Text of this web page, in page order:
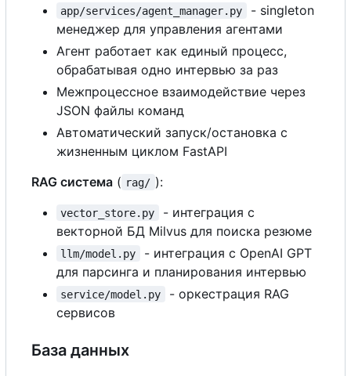
app/services/agent_manager.py
- singleton
менеджер для управления агентами
Агент работает как единый процесс,
обрабатывая одно интервью за раз
Межпроцессное взаимодействие через
JSON файлы команд
Автоматический запуск/остановка с
жизненным циклом FastAPI
RAG система ( rag/ ):
vector_store.py - интеграция с
векторной БД Milvus для поиска резюме
llm/model.py - интеграция с OpenAI GPT
для парсинга и планирования интервью
service/model.py
- оркестрация RAG
сервисов
База данных